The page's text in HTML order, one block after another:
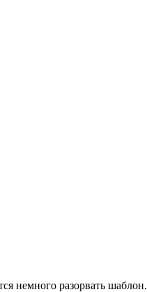
немного разорвать шаблон.